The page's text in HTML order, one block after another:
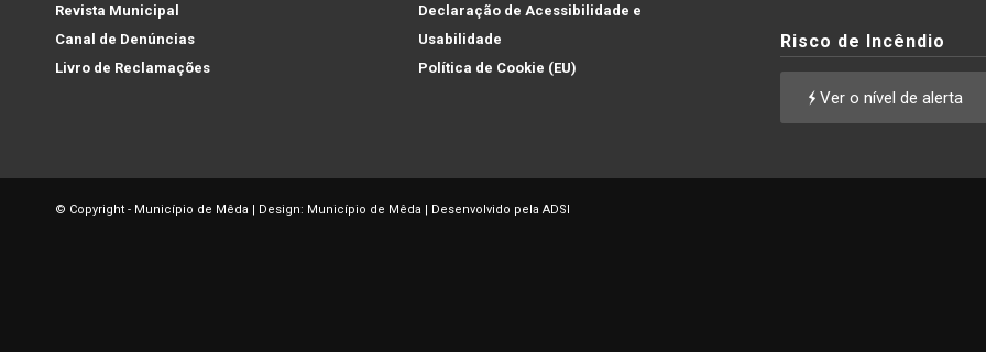
Revista Municipal
Canal de Denúncias
Livro de Reclamações
Declaração de Acessibilidade e
Usabilidade
Política de Cookie (EU)
Risco de Incêndio
Ver o nível de alerta
© Copyright - Município de Mêda | Design: Município de Mêda | Desenvolvido pela ADSI